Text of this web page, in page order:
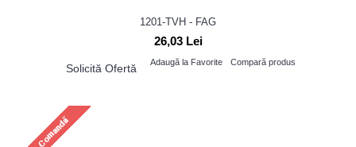
1201-TVH - FAG
26,03 Lei
Solicită Ofertă Adaugă la Favorite Compară produs